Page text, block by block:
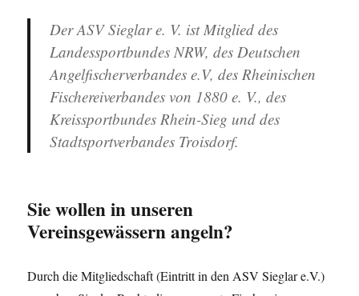
Der ASV Sieglar e. V. ist Mitglied des
Landessportbundes NRW, des Deutschen
Angelfischerverbandes e.V, des Rheinischen
Fischereiverbandes von 1880 e. V., des
Kreissportbundes Rhein-Sieg und des
Stadtsportverbandes Troisdorf.
Sie wollen in unseren
Vereinsgewässern angeln?
Durch die Mitgliedschaft (Eintritt in den ASV Sieglar e.V.)